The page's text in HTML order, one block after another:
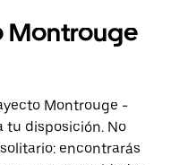
Montrouge
Montrouge -
tu disposición. No
encontrarás